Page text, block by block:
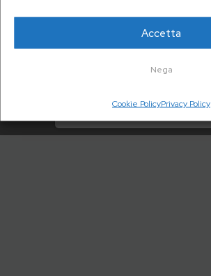
Accetta
Nega
Cookie PolicyPrivacy Policy